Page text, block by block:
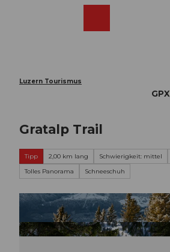
Luzern Tourismus
GPX
Gratalp Trail
Tipp 2,00 km lang Schwierigkeit: mittel
Tolles Panorama
Schneeschuh